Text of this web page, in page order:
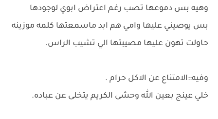
وهيه بس دموعها تصب رغم اعتراض ابوي لوجودها
بس يوصيني عليها وامي هم ابد ماسمعتها كلمه موزينه
حاولت تهون عليها مصيبتها الي تشيب الراس.
وفيه::الامتناع عن الاكل حرام .
خلي عينج بعين الله وحشى الكريم يتخلى عن عباده.